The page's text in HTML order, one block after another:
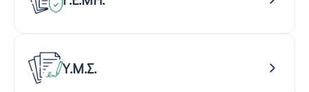
Υ.Μ.Σ.